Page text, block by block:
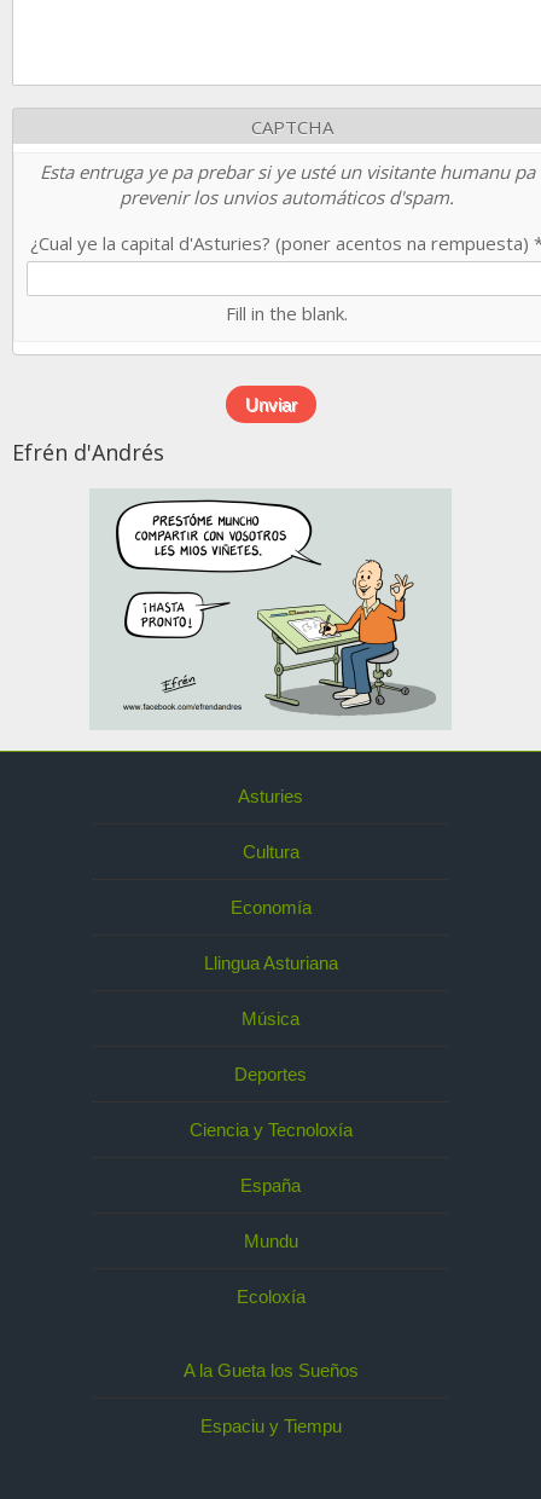
CAPTCHA
Esta entruga ye pa prebar si ye usté un visitante humanu pa
prevenir los unvios automáticos d'spam.
¿Cual ye la capital d'Asturies? (poner acentos na rempuesta)
Fill in the blank.
Efrén d'Andrés
Asturies
Cultura
Economía
Llingua Asturiana
Música
Deportes
Ciencia y Tecnoloxía
España
Mundu
Ecoloxía
A la Gueta los Sueños
Espaciu y Tiempu